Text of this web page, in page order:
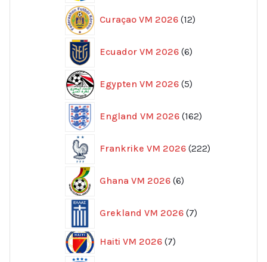
Curaçao VM 2026 12
produkter
Ecuador VM 2026 6
produkter
Egypten VM 2026 5
produkter
England VM 2026 162
produkter
Frankrike VM 2026 222
produkter
Ghana VM 2026 6
produkter
Grekland VM 2026 7
produkter
Haiti VM 2026 77